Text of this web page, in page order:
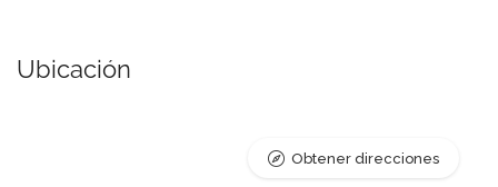
Ubicación
Obtener direcciones